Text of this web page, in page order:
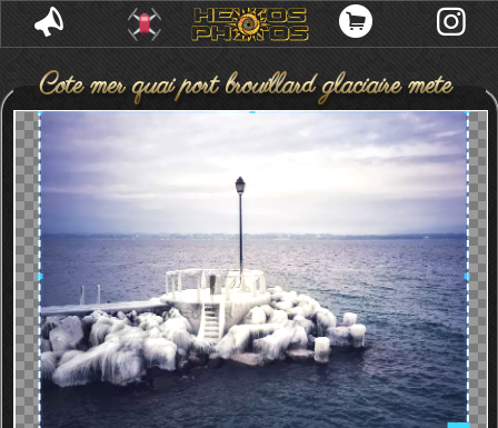
Cote mer quai port brouillard glaciaire meteo
froide formation glace hiver surface gelee rivage
plage glaceuse phare bruissante cotier vague
mar